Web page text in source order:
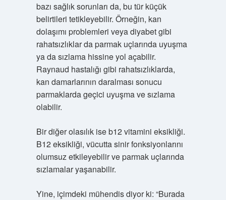
bazı sağlık sorunları da, bu tür küçük
belirtileri tetikleyebilir. Örneğin, kan
dolaşımı problemleri veya diyabet gibi
rahatsızlıklar da parmak uçlarında uyuşma
ya da sızlama hissine yol açabilir.
Raynaud hastalığı gibi rahatsızlıklarda,
kan damarlarının daralması sonucu
parmaklarda geçici uyuşma ve sızlama
olabilir.
Bir diğer olasılık ise b12 vitamini eksikliği.
B12 eksikliği, vücutta sinir fonksiyonlarını
olumsuz etkileyebilir ve parmak uçlarında
sızlamalar yaşanabilir.
Yine, içimdeki mühendis diyor ki: “Burada